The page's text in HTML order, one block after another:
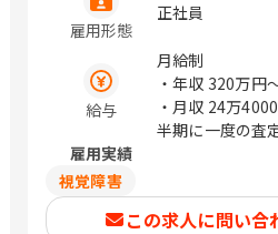
雇用形態
正社員
給与
月給制
・年収 320万円
・月収 24万
半期に一度の査
雇用実績
視覚障害
この求人に問い合